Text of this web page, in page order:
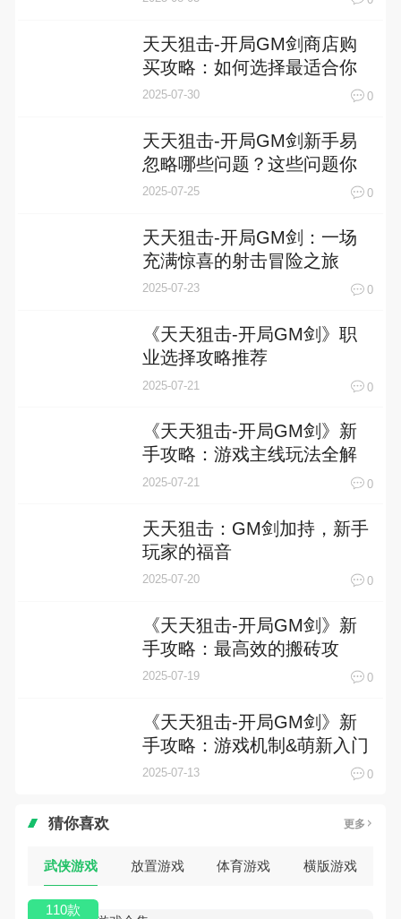
天天狙击-开局GM剑商店购
买攻略：如何选择最适合你
的装备
2025-07-30 0
天天狙击-开局GM剑新手易
忽略哪些问题？这些问题你
中招了吗？
2025-07-25 0
天天狙击-开局GM剑：一场
充满惊喜的射击冒险之旅
2025-07-23 0
《天天狙击-开局GM剑》职
业选择攻略推荐
2025-07-21 0
《天天狙击-开局GM剑》新
手攻略：游戏主线玩法全解
析
2025-07-21 0
天天狙击：GM剑加持，新手
玩家的福音
2025-07-20 0
《天天狙击-开局GM剑》新
手攻略：最高效的搬砖攻
略！
2025-07-19 0
《天天狙击-开局GM剑》新
手攻略：游戏机制&萌新入门
技巧！
2025-07-13 0
猜你喜欢 更多
武侠游戏 放置游戏 体育游戏 横版游戏
110款